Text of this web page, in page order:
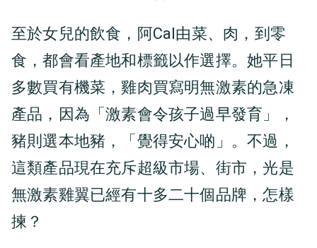
至於女兒的飲食，阿Cal由菜、肉，到零
食，都會看產地和標籤以作選擇。她平日
多數買有機菜，雞肉買寫明無激素的急凍
產品，因為「激素會令孩子過早發育」，
豬則選本地豬，「覺得安心啲」。不過，
這類產品現在充斥超級市場、街市，光是
無激素雞翼已經有十多二十個品牌，怎樣
揀？